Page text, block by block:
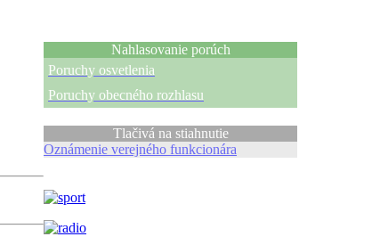
Nahlasovanie porúch
Poruchy osvetlenia
Poruchy obecného rozhlasu
Tlačivá na stiahnutie
Oznámenie verejného funkcionára